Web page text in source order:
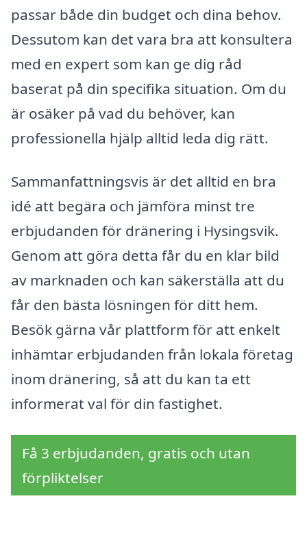
passar både din budget och dina behov.
Dessutom kan det vara bra att konsultera
med en expert som kan ge dig råd
baserat på din specifika situation. Om du
är osäker på vad du behöver, kan
professionella hjälp alltid leda dig rätt.
Sammanfattningsvis är det alltid en bra
idé att begära och jämföra minst tre
erbjudanden för dränering i Hysingsvik.
Genom att göra detta får du en klar bild
av marknaden och kan säkerställa att du
får den bästa lösningen för ditt hem.
Besök gärna vår plattform för att enkelt
inhämtar erbjudanden från lokala företag
inom dränering, så att du kan ta ett
informerat val för din fastighet.
Få 3 erbjudanden, gratis och utan
förpliktelser